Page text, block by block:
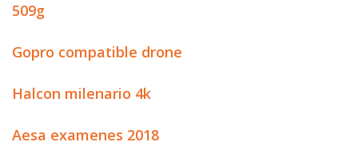
509g
Gopro compatible drone
Halcon milenario 4k
Aesa examenes 2018